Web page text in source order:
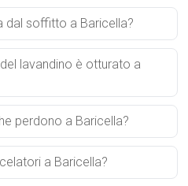
dal soffitto a Baricella?
lavandino è otturato a
perdono a Baricella?
a Baricella?